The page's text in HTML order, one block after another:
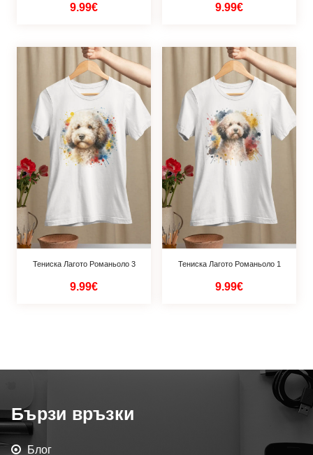
9.99€ 9.99€
Тениска Лагото Романьоло 3
9.99€
Тениска Лагото Романьоло 1
9.99€
Бързи връзки
Блог